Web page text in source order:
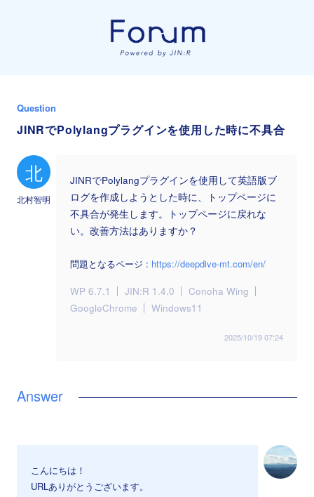
Question
JINRでPolylangプラグインを使用した時に不具合
北
北村智明
JINRでPolylangプラグインを使用して英語版ブ
ログを作成しようとした時に、トップページに
不具合が発生します。トップページに戻れな
い。改善方法はありますか？
問題となるページ : https://deepdive-mt.com/en/
WP 6.7.1 JIN:R 1.4.0
Conoha Wing
GoogleChrome
Windows11
2025/10/19 07:24
こんにちは！
URLありがとうございます。